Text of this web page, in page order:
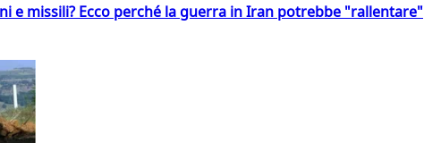
e missili? Ecco perché la guerra in Iran potrebbe "rallentare"